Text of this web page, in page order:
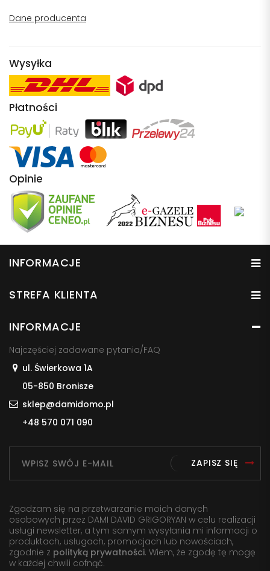
Dane producenta
Wysyłka
Płatności
Opinie
INFORMACJE
STREFA KLIENTA
INFORMACJE
Najczęściej zadawane pytania/FAQ
ul. Świerkowa 1A
05-850 Bronisze
sklep@damidomo.pl
+48 570 071 090
ZAPISZ SIĘ
Zgadzam się na przetwarzanie moich danych
osobowych przez DAMI DAVID GRIGORYAN w celu realizacji
usługi newsletter, a tym samym wysyłania mi informacji o
produktach, usługach, promocjach lub nowościach,
zgodnie z polityką prywatności. Wiem, że zgodę tę mogę
w każdej chwili cofnąć.